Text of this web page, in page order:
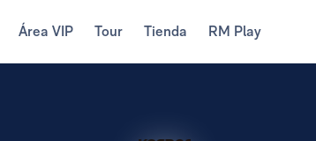
Área VIP Tour Tienda RM Play